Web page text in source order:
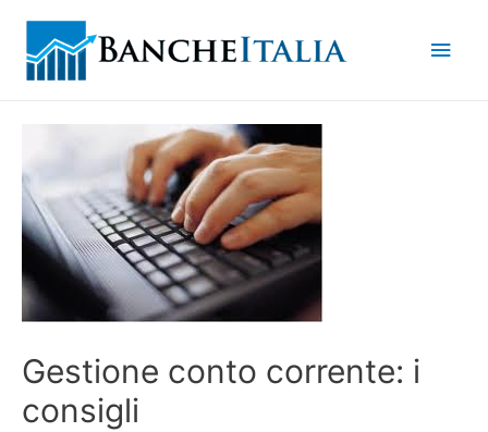
Gestione conto corrente: i
consigli